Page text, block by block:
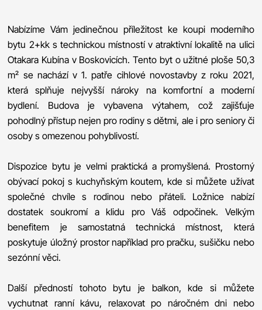
Nabízíme Vám jedinečnou příležitost ke koupi moderního
bytu 2+kk s technickou místností v atraktivní lokalitě na ulici
Otakara Kubína v Boskovicích. Tento byt o užitné ploše 50,3
m² se nachází v 1. patře cihlové novostavby z roku 2021,
která splňuje nejvyšší nároky na komfortní a moderní
bydlení. Budova je vybavena výtahem, což zajišťuje
pohodlný přístup nejen pro rodiny s dětmi, ale i pro seniory či
osoby s omezenou pohyblivostí.
Dispozice bytu je velmi praktická a promyšlená. Prostorný
obývací pokoj s kuchyňským koutem, kde si můžete užívat
společné chvíle s rodinou nebo přáteli. Ložnice nabízí
dostatek soukromí a klidu pro Váš odpočinek. Velkým
benefitem je samostatná technická místnost, která
poskytuje úložný prostor například pro pračku, sušičku nebo
sezónní věci.
Další předností tohoto bytu je balkon, kde si můžete
vychutnat ranní kávu, relaxovat po náročném dni nebo